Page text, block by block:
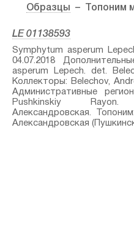
Образцы – Топоним
LE 01138593
Symphytum asperum
04.07.2018
asperum Lepech.⁣ det.
Коллекторы: Belechov,
Административные
Pushkinskiy
Александровская.
Александровская